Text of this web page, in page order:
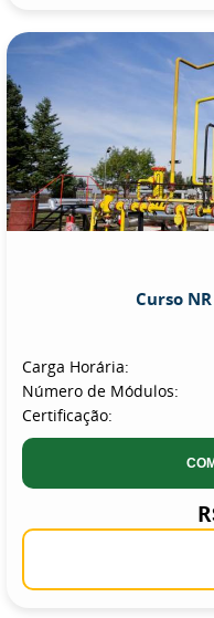
Curso
Carga Horária:
Número de Módulos:
Certificação: